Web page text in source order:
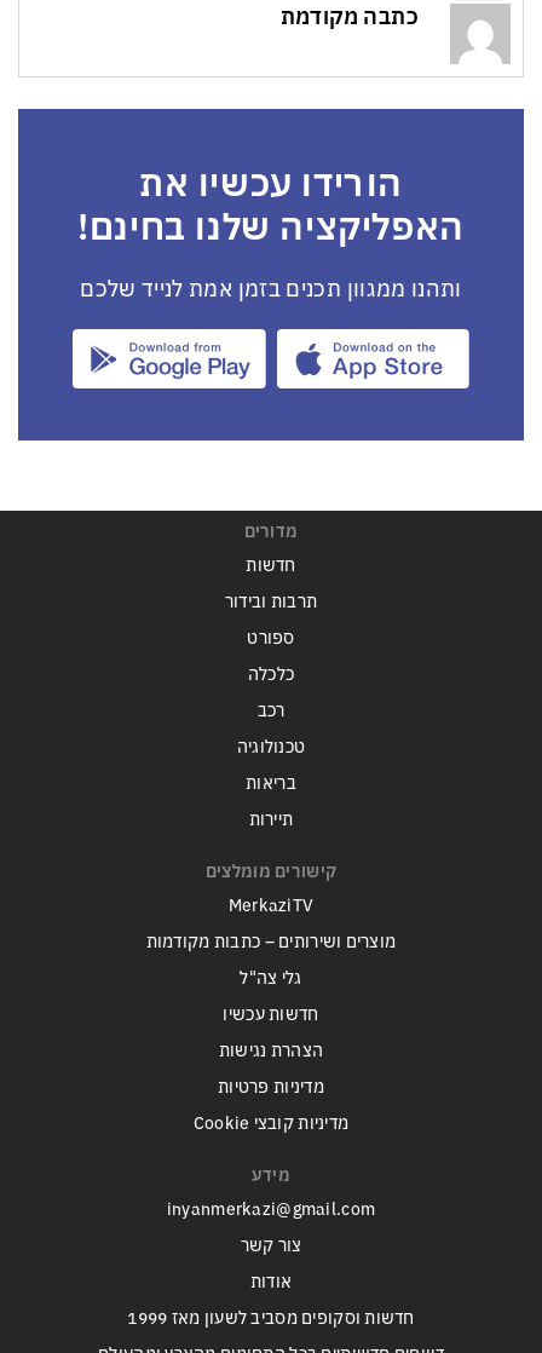
כתבה מקודמת
הורידו עכשיו את
האפליקציה שלנו בחינם!
ותהנו ממגוון תכנים בזמן אמת לנייד שלכם
מדורים
חדשות
תרבות ובידור
ספורט
כלכלה
רכב
טכנולוגיה
בריאות
תיירות
קישורים מומלצים
MerkaziTV
מוצרים ושירותים – כתבות מקודמות
גלי צה"ל
חדשות עכשיו
הצהרת נגישות
מדיניות פרטיות
מדיניות קובצי Cookie
מידע
inyanmerkazi@gmail.com
צור קשר
אודות
חדשות וסקופים מסביב לשעון מאז 1999